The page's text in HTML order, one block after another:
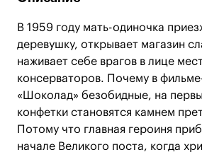
В 1959 году мать-одиночка
деревушку, открывает магазин
наживает себе врагов в лице
консерваторов. Почему в
«Шоколад» безобидные, на
конфетки становятся камнем
Потому что главная героиня
начале Великого поста, когда